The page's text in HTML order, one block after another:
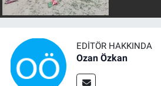
EDITÖR HAKKINDA
Ozan Özkan